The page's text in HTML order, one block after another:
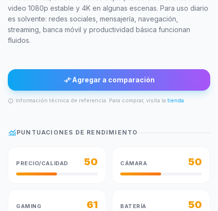
video 1080p estable y 4K en algunas escenas. Para uso diario
es solvente: redes sociales, mensajería, navegación,
streaming, banca móvil y productividad básica funcionan
fluidos.
compare_arrowsAgregar a comparación
info Información técnica de referencia. Para comprar, visita la tienda.
monitoring PUNTUACIONES DE RENDIMIENTO
PRECIO/CALIDAD 50 CÁMARA 50
GAMING 61 BATERÍA 50